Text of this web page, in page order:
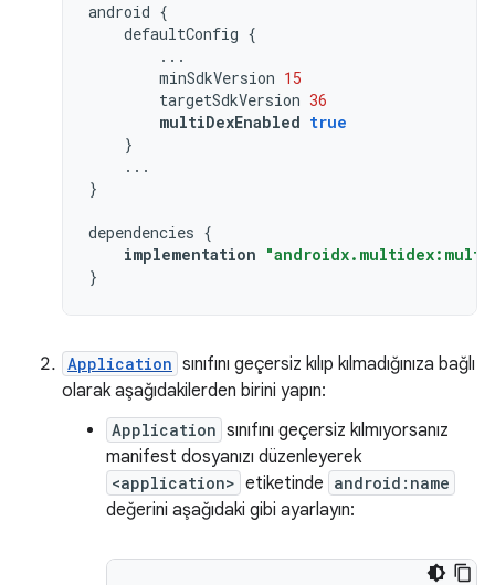
android {
defaultConfig {
...
minSdkVersion 15
targetSdkVersion 36
multiDexEnabled true
}
...
}
dependencies {
implementation
}
Application sınıfını geçersiz kılıp kılmadığınıza bağlı
olarak aşağıdakilerden birini yapın:
Application sınıfını geçersiz kılmıyorsanız
manifest dosyanızı düzenleyerek
<application> etiketinde android:name
değerini aşağıdaki gibi ayarlayın: